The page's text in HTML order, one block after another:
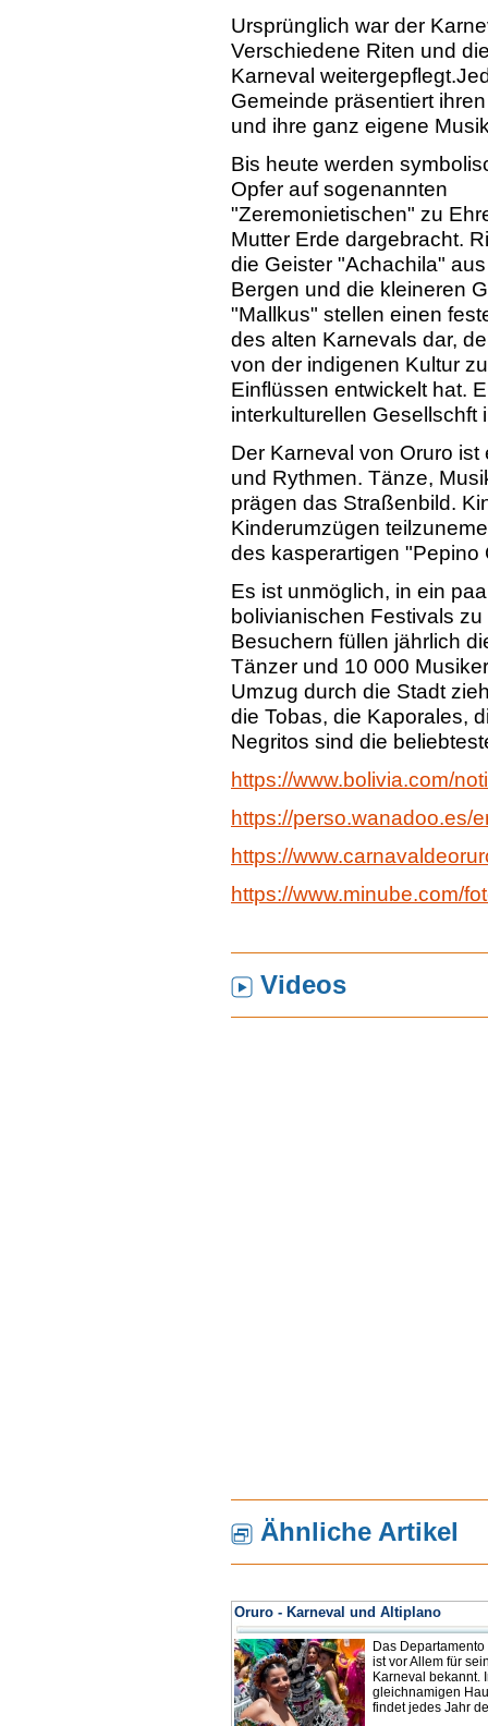
Ursprünglich war der
Verschiedene Riten und
Karneval weitergepflegt.
Gemeinde präsentiert
und ihre ganz eigene
Bis heute werden
Opfer auf sogenannten
"Zeremonietischen" zu
Mutter Erde dargebracht.
die Geister "Achachila"
Bergen und die kleineren
"Mallkus" stellen einen
des alten Karnevals dar,
von der indigenen Kultur
Einflüssen entwickelt hat.
interkulturellen Gesellschft
Der Karneval von Oruro
und Rythmen. Tänze,
prägen das Straßenbild.
Kinderumzügen
des kasperartigen
Es ist unmöglich, in ein
bolivianischen Festivals
Besuchern füllen jährlich
Tänzer und 10 000
Umzug durch die Stadt
die Tobas, die Kaporales,
Negritos sind die
https://www.bolivia.com/
https://perso.wanadoo.es/
https://
https://www.minube.com/
Videos
Ähnliche Artikel
Oruro - Karneval und Altiplano
Das Departamento
ist vor Allem für
Karneval bekannt.
gleichnamigen
findet jedes Jahr